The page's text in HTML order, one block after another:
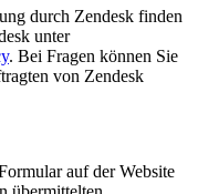
durch Zendesk finden
unter
. Bei Fragen können Sie
von Zendesk
auf der Website